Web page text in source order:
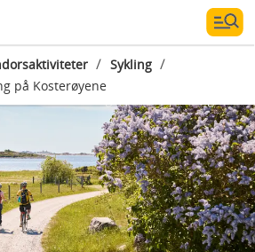
/ Sykling /
på Kosterøyene
Photographer: